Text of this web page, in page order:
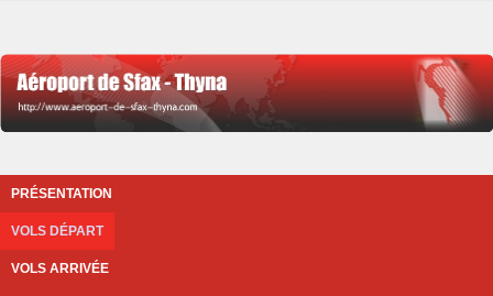
PRÉSENTATION
VOLS DÉPART
VOLS ARRIVÉE